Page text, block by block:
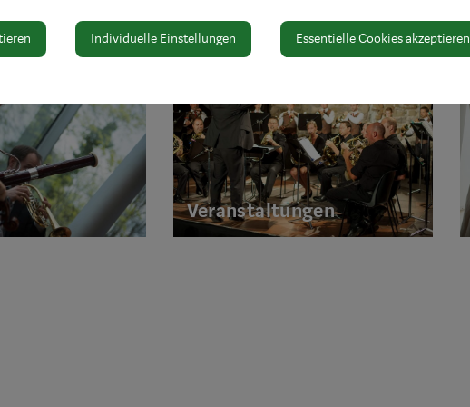
Veranstaltungen
Individuelle Einstellungen Essentielle Cookies akzeptieren